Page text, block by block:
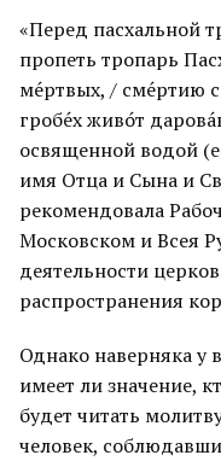
«Перед пасхальной
пропеть тропарь
ме́ртвых, / сме́ртию
гробе́х живо́т
освященной водой
имя Отца и Сына и
рекомендовала
Московском и Всея
деятельности
распространения
Однако наверняка у
имеет ли значение,
будет читать
человек,